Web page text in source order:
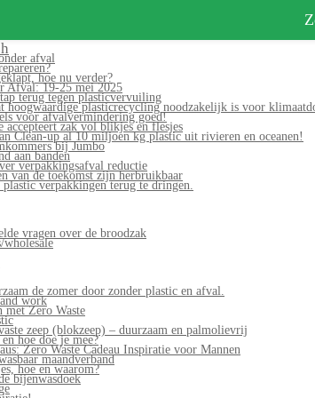
afval
hoe nu verder?
Afval: 19-25 mei 2025
terug tegen plasticvervuiling
hoogwaardige plasticrecycling noodzakelijk is voor
voor afvalvermindering goed!
accepteert zak vol blikjes en flesjes
Clean-up al 10 miljoen kg plastic uit rivieren en oceanen!
bij Jumbo
aan banden
verpakkingsafval reductie
van de toekomst zijn herbruikbaar
plastic verpakkingen terug te dringen.
vragen over de broodzak
de zomer door zonder plastic en afval.
work
met Zero Waste
zeep (blokzeep) – duurzaam en palmolievrij
hoe doe je mee?
Zero Waste Cadeau Inspiratie voor Mannen
maandverband
hoe en waarom?
bijenwasdoek